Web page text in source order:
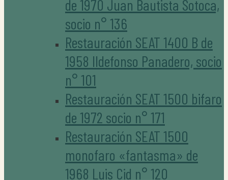
de 1970 Juan Bautista Sotoca,
socio n° 136
Restauración SEAT 1400 B de
1958 Ildefonso Panadero, socio
n° 101
Restauración SEAT 1500 bifaro
de 1972 socio n° 171
Restauración SEAT 1500
monofaro «fantasma» de
1968 Luis Cid n° 120